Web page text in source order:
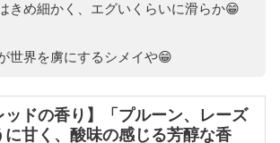
きめ細かく、エグいくらいに滑らか😁
世界を虜にするシメイや😁
ッドの香り】「プルーン、レーズ
に甘く、酸味の感じる芳醇な香